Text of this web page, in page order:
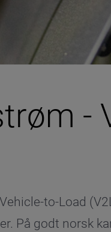
-
to-Load
På godt norsk